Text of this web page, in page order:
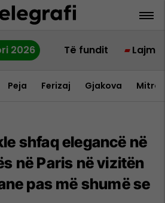
2026 Të fundit Lajme
Peja Ferizaj Gjakova
shfaq elegancë në
në Paris në vizitën
pas më shumë se